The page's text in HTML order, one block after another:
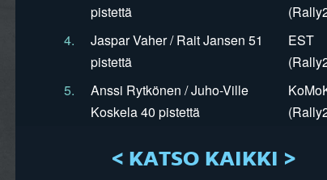
pistettä
4.
Jaspar Vaher / Rait Jansen 51
pistettä
EST
5.
Anssi Rytkönen / Juho-Ville
Koskela 40 pistettä
< KATSO KAIKKI >